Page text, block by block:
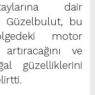
dair
Güzelbulut, bu
motor
ve
güzelliklerini